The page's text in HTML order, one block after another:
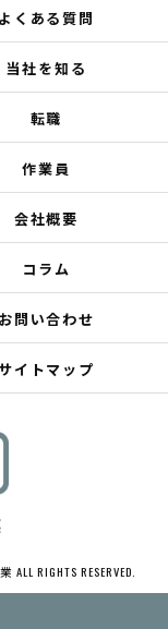
よくある質問
当社を知る
転職
作業員
会社概要
コラム
お問い合わせ
イトマップ
RIGHTS RESERVED.